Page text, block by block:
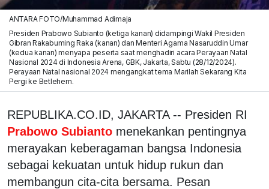
ANTARA FOTO/Muhammad Adimaja
Presiden Prabowo Subianto (ketiga kanan) didampingi Wakil Presiden
Gibran Rakabuming Raka (kanan) dan Menteri Agama Nasaruddin Umar
(kedua kanan) menyapa peserta saat menghadiri acara Perayaan Natal
Nasional 2024 di Indonesia Arena, GBK, Jakarta, Sabtu (28/12/2024).
Perayaan Natal nasional 2024 mengangkat tema Marilah Sekarang Kita
Pergi ke Betlehem.
REPUBLIKA.CO.ID, JAKARTA -- Presiden RI
Prabowo Subianto menekankan pentingnya
merayakan keberagaman bangsa Indonesia
sebagai kekuatan untuk hidup rukun dan
membangun cita-cita bersama. Pesan